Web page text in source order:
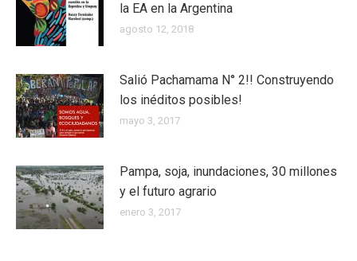
la EA en la Argentina
agosto 12, 2018
Salió Pachamama N° 2!! Construyendo
los inéditos posibles!
mayo 3, 2017
Pampa, soja, inundaciones, 30 millones
y el futuro agrario
enero 3, 2017